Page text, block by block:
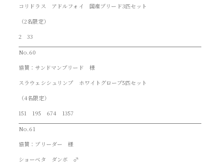
コリドラス アドルフォイ 国産ブリード3匹セット
（2名限定）
2 33
No.60
協賛：サンドマンブリード 様
スラウェシシュリンプ ホワイトグローブ5匹セット
（4名限定）
151 195 674 1357
No.61
協賛：ブリーダー 様
ショーベタ ダンボ ♂